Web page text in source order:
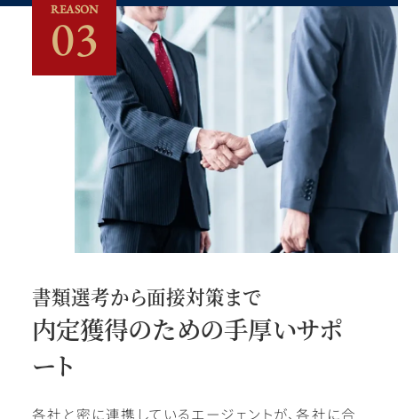
REASON
03
書類選考から面接対策まで
内定獲得のための手厚いサポ
ート
各社と密に連携しているエージェントが、各社に合